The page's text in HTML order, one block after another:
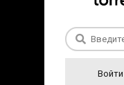
Войти